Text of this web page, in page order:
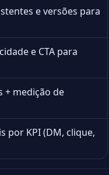
e versões para
e CTA para
+ medição de
por KPI (DM, clique,